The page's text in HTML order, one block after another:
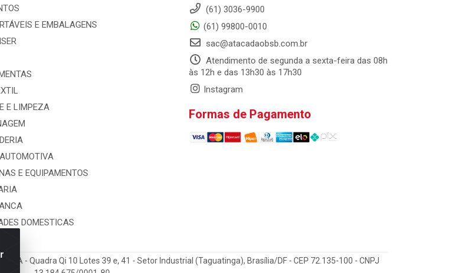
E EMBALAGENS
E LIMPEZA
E EQUIPAMENTOS
DOMESTICAS
(61) 3036-9900
(61) 99800-0010
sac@atacadaobsb.com.br
Atendimento de segunda a sexta-feira das 08h
às 12h e das 13h30 às 17h30
Instagram
Formas de Pagamento
- Quadra Qi 10 Lotes 39 e, 41 - Setor Industrial (Taguatinga), Brasília/DF - CEP 72.135-100 - CNPJ